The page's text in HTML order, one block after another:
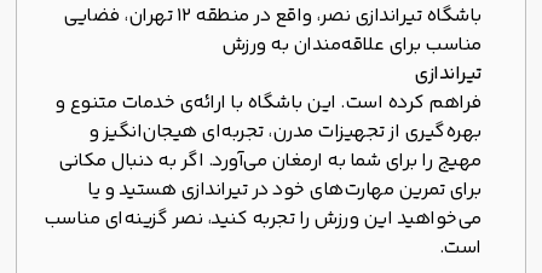
باشگاه تیراندازی نصر، واقع در منطقه 12 تهران، فضایی
مناسب برای علاقه‌مندان به ورزش
تیراندازی
فراهم کرده است. این باشگاه با ارائه‌ی خدمات متنوع و
بهره‌گیری از تجهیزات مدرن، تجربه‌ای هیجان‌انگیز و
مهیج را برای شما به ارمغان می‌آورد. اگر به دنبال مکانی
برای تمرین مهارت‌های خود در تیراندازی هستید و یا
می‌خواهید این ورزش را تجربه کنید، نصر گزینه‌ای مناسب
است.